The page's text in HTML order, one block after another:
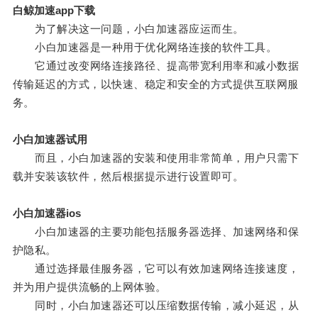
白鲸加速app下载
为了解决这一问题，小白加速器应运而生。
小白加速器是一种用于优化网络连接的软件工具。
它通过改变网络连接路径、提高带宽利用率和减小数据
传输延迟的方式，以快速、稳定和安全的方式提供互联网服
务。
小白加速器试用
而且，小白加速器的安装和使用非常简单，用户只需下
载并安装该软件，然后根据提示进行设置即可。
小白加速器ios
小白加速器的主要功能包括服务器选择、加速网络和保
护隐私。
通过选择最佳服务器，它可以有效加速网络连接速度，
并为用户提供流畅的上网体验。
同时，小白加速器还可以压缩数据传输，减小延迟，从